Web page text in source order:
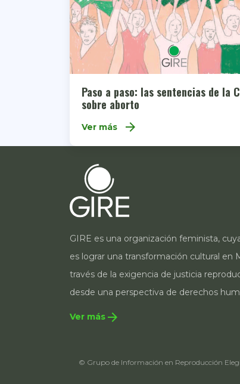
Paso a paso: las sentencias de la
sobre aborto
Ver más arrow_forward
GIRE es una organización feminista,
es lograr una transformación cultural en
través de la exigencia de justicia
desde una perspectiva de derechos
Para ello, incorpora una estrategia
estrategias de comunicación e
Ver más arrow_forward
© Grupo de Información en Reproducción